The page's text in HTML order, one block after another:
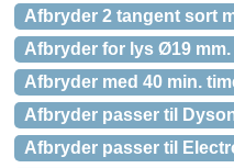
Afbryder 2 tangent sort
Afbryder for lys Ø19
Afbryder med 40 min.
Afbryder passer til
Afbryder passer til